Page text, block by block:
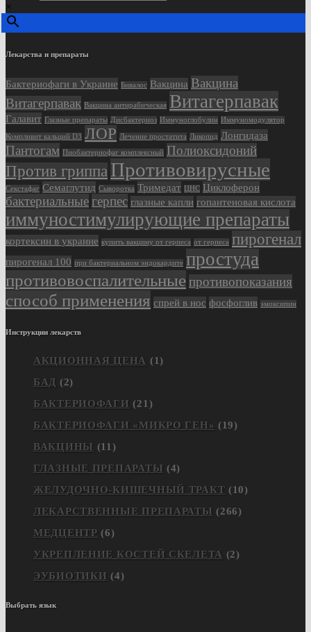
×
Лекарства и препараты
Бактериофаги в Украине Бивалос Вакцина Вакцина
Витагерпавак Вакцина антирабическая Витагерпавак
Галавит Глазные препараты Дисбактериоз Иммуноглобулин Иммуномодулятор
Компливит кальций D3 ЛОР Лечение простатита Ликопид Лонгидаза
Пантогам Пиобактериофаг комплексный Полиоксидоний
Против гриппа Противовирусные
Секстафаг Семаглутид Сыворотка Тримедат ЦНС Циклоферон
бактериальныегерпес глазные капли гопантеновая кислота
иммуностимулирующие препараты
кортексин в украине купить вакцину от герпеса от герпеса пирогенал
пирогенал 100 при бактериальном эндокардите простуда
противовоспалительные противопоказания
способ применения спрей в нос фосфоглив эмоксипин
Инструкции лекарств
АКЦИОННАЯ ЦЕНА (1)
БАД (2)
БАКТЕРИОФАГИ (21)
БАКТЕРИОФАГИ «МИКРО ГЕН» (19)
ВАКЦИНЫ (11)
ГЛАЗНЫЕ ПРЕПАРАТЫ (4)
ЖЕЛУДОЧНО-КИШЕЧНЫЙ ТРАКТ (10)
ЛЕКАРСТВЕННЫЕ ПРЕПАРАТЫ (266)
МЕДЦЕНТР (6)
УКРЕПЛЕНИЕ КОСТЕЙ СКЕЛЕТА (2)
ЭУБИОТИКИ (4)
Выбрать язык